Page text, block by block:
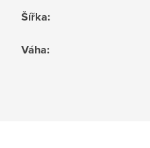
Šířka:
Váha: